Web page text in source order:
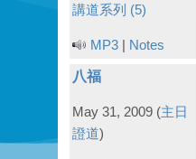
講道系列 (5)
MP3 | Notes
八福
May 31, 2009 (主日
證道)